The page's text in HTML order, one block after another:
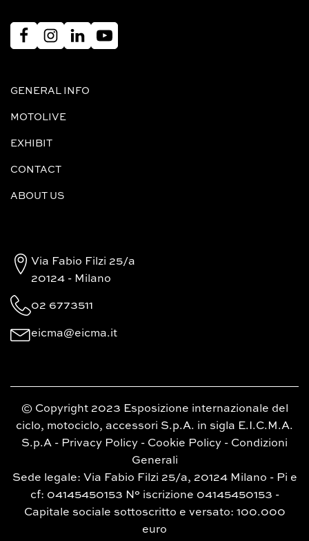
GENERAL INFO
MOTOLIVE
EXHIBIT
CONTACT
ABOUT US
Via Fabio Filzi 25/a
20124 - Milano
02 6773511
eicma@eicma.it
© Copyright 2023 Esposizione internazionale del
ciclo, motociclo, accessori S.p.A. in sigla E.I.C.M.A.
S.p.A - Privacy Policy - Cookie Policy - Condizioni
Generali
Sede legale: Via Fabio Filzi 25/a, 20124 Milano - Pi e
cf: 04145450153 N° iscrizione 04145450153 -
Capitale sociale sottoscritto e versato: 100.000
euro